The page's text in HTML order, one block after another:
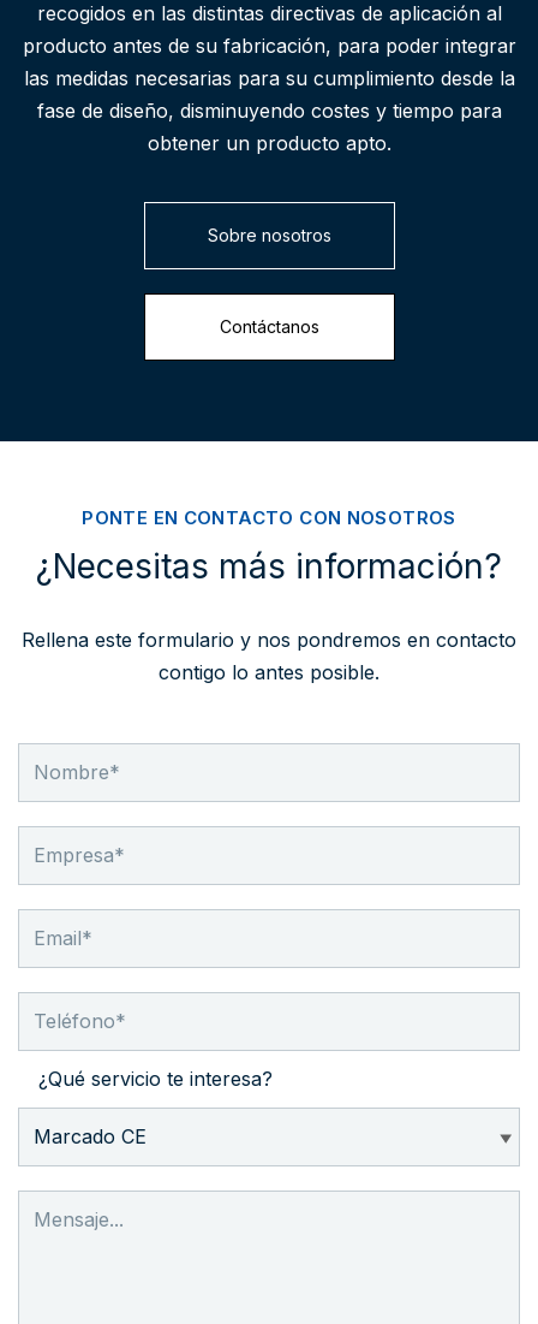
recogidos en las distintas directivas de aplicación al
producto antes de su fabricación, para poder integrar
las medidas necesarias para su cumplimiento desde la
fase de diseño, disminuyendo costes y tiempo para
obtener un producto apto.
Sobre nosotros
Contáctanos
PONTE EN CONTACTO CON NOSOTROS
¿Necesitas más información?
Rellena este formulario y nos pondremos en contacto
contigo lo antes posible.
¿Qué servicio te interesa?